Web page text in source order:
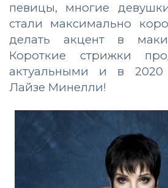
певицы, многие
стали максимально
делать акцент в
Короткие стрижки
актуальными и в 2020
Лайзе Минелли!